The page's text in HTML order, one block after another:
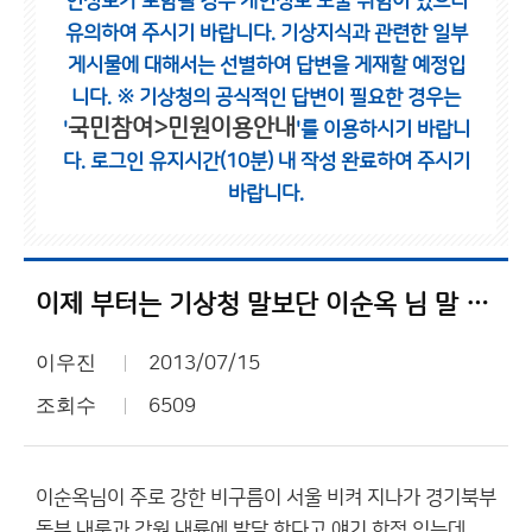
유의하여 주시기 바랍니다. 기상지식과 관련한 일부
게시물에 대해서는 선별하여 답변을 게재할 예정입
니다. ※ 기상청의 공식적인 답변이 필요한 경우는
'국민참여>민원이용안내 '를 이용하시기 바랍니
다. 로그인 유지시간(10분) 내 작성 완료하여 주시기
바랍니다.
이제 부터는 기상청 말보단 이순옥 님 말 들어야 겠네요
이우진 2013/07/15
조회수 6509
이순옥님이 주로 강한 비구름이 서울 비켜 지나가 경기북부